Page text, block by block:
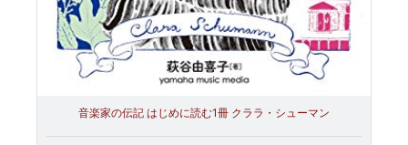
音楽家の伝記 はじめに読む1冊 クララ・シューマン